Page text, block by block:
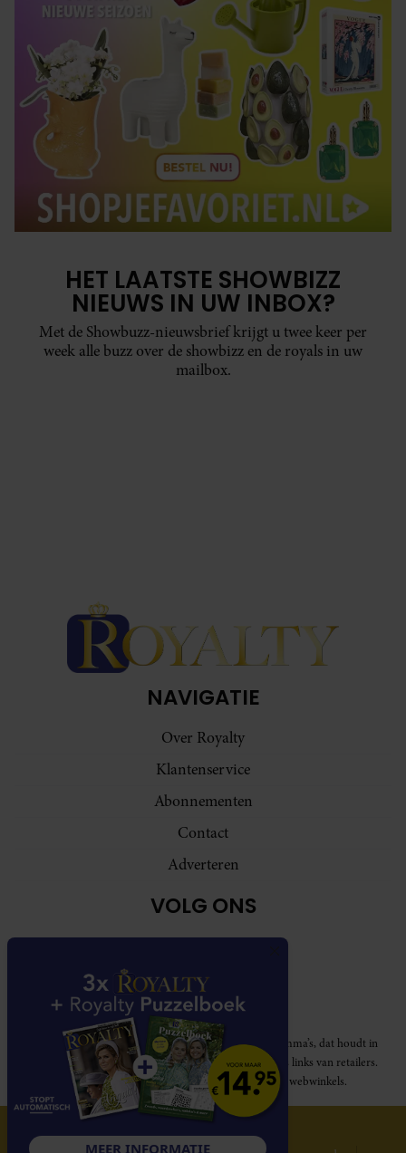
HET LAATSTE SHOWBIZZ
NIEUWS IN UW INBOX?
Met de Showbuzz-nieuwsbrief krijgt u twee keer per
week alle buzz over de showbizz en de royals in uw
mailbox.
NAVIGATIE
Over Royalty
Klantenservice
Abonnementen
Contact
Adverteren
VOLG ONS
Royalty participeert in diverse affiliate marketing programma’s, dat houdt in
dat Royalty commissies ontvangt voor aankopen middels links van retailers.
Deze website wordt niet gesponsord door de genoemde webwinkels.
MEER INFORMATIE